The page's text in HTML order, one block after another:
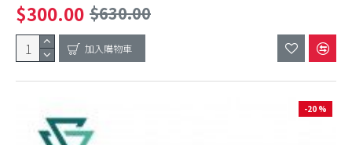
$300.00 $630.00
加入購物車
-20 %